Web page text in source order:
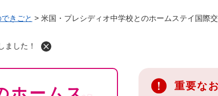
きごと > 米国・プレシディオ中学校とのホームステイ国際
ました！
重要な